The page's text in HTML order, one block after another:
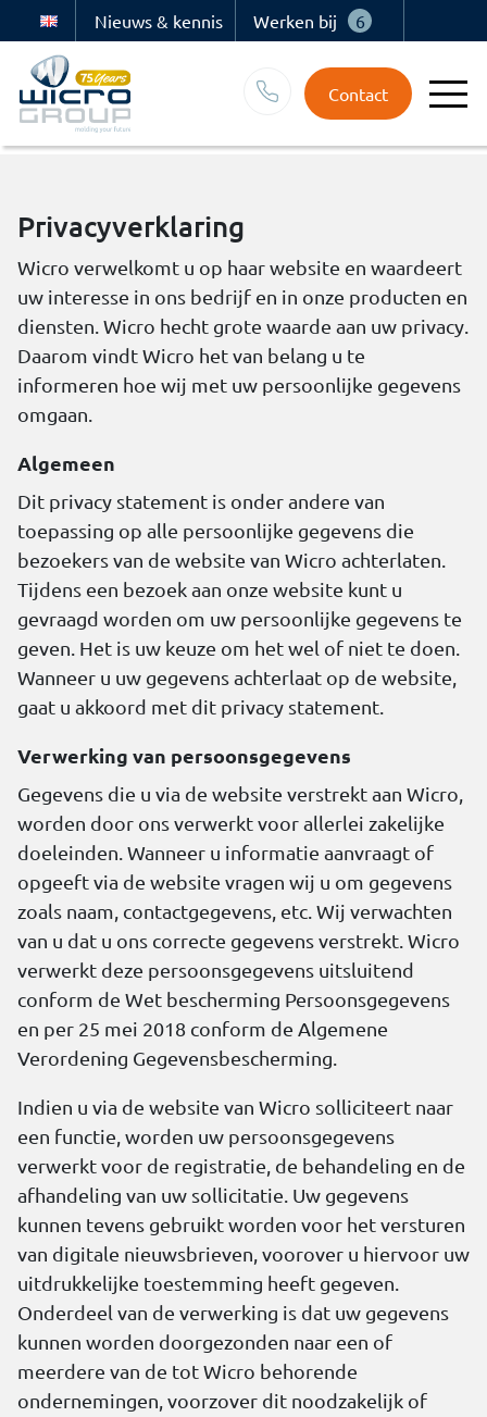
Nieuws & kennis Werken bij 6
Contact
Privacyverklaring
Wicro verwelkomt u op haar website en waardeert
uw interesse in ons bedrijf en in onze producten en
diensten. Wicro hecht grote waarde aan uw privacy.
Daarom vindt Wicro het van belang u te
informeren hoe wij met uw persoonlijke gegevens
omgaan.
Algemeen
Dit privacy statement is onder andere van
toepassing op alle persoonlijke gegevens die
bezoekers van de website van Wicro achterlaten.
Tijdens een bezoek aan onze website kunt u
gevraagd worden om uw persoonlijke gegevens te
geven. Het is uw keuze om het wel of niet te doen.
Wanneer u uw gegevens achterlaat op de website,
gaat u akkoord met dit privacy statement.
Verwerking van persoonsgegevens
Gegevens die u via de website verstrekt aan Wicro,
worden door ons verwerkt voor allerlei zakelijke
doeleinden. Wanneer u informatie aanvraagt of
opgeeft via de website vragen wij u om gegevens
zoals naam, contactgegevens, etc. Wij verwachten
van u dat u ons correcte gegevens verstrekt. Wicro
verwerkt deze persoonsgegevens uitsluitend
conform de Wet bescherming Persoonsgegevens
en per 25 mei 2018 conform de Algemene
Verordening Gegevensbescherming.
Indien u via de website van Wicro solliciteert naar
een functie, worden uw persoonsgegevens
verwerkt voor de registratie, de behandeling en de
afhandeling van uw sollicitatie. Uw gegevens
kunnen tevens gebruikt worden voor het versturen
van digitale nieuwsbrieven, voorover u hiervoor uw
uitdrukkelijke toestemming heeft gegeven.
Onderdeel van de verwerking is dat uw gegevens
kunnen worden doorgezonden naar een of
meerdere van de tot Wicro behorende
ondernemingen, voorzover dit noodzakelijk of